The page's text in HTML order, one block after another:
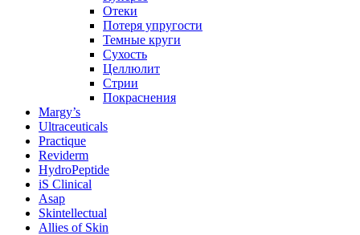
Отеки
Потеря упругости
Темные круги
Сухость
Целлюлит
Стрии
Покраснения
Margy’s
Ultraceuticals
Practique
Reviderm
HydroPeptide
iS Clinical
Asap
Skintellectual
Allies of Skin